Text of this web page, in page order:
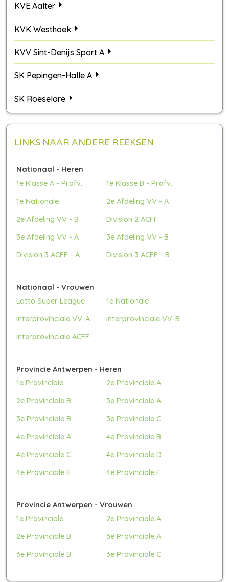
KVE Aalter
KVK Westhoek
KVV Sint-Denijs Sport A
SK Pepingen-Halle A
SK Roeselare
LINKS NAAR ANDERE REEKSEN
Nationaal - Heren
1e Klasse A - Profv.
1e Klasse B - Profv.
1e Nationale
2e Afdeling VV - A
2e Afdeling VV - B
Division 2 ACFF
3e Afdeling VV - A
3e Afdeling VV - B
Division 3 ACFF - A
Division 3 ACFF - B
Nationaal - Vrouwen
Lotto Super League
1e Nationale
Interprovinciale VV-A
Interprovinciale VV-B
Interprovinciale ACFF
Provincie Antwerpen - Heren
1e Provinciale
2e Provinciale A
2e Provinciale B
3e Provinciale A
3e Provinciale B
3e Provinciale C
4e Provinciale A
4e Provinciale B
4e Provinciale C
4e Provinciale D
4e Provinciale E
4e Provinciale F
Provincie Antwerpen - Vrouwen
1e Provinciale
2e Provinciale A
2e Provinciale B
3e Provinciale A
3e Provinciale B
3e Provinciale C